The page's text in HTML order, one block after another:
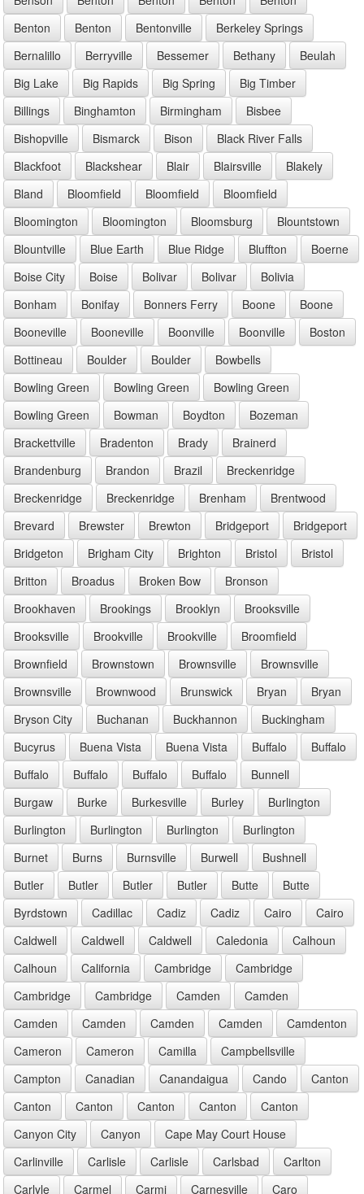
Benton
Benton Bentonville
Berkeley Springs
Bernalillo
Berryville Bessemer Bethany
Beulah
Big Lake
Big Rapids Big Spring
Big Timber
Billings
Binghamton Birmingham
Bisbee
Bishopville
Bismarck Bison
Black River Falls
Blackfoot
Blackshear Blair Blairsville
Blakely
Bland
Bloomfield Bloomfield
Bloomfield
Bloomington
Bloomington Bloomsburg
Blountstown
Blountville
Blue Earth Blue Ridge Bluffton
Boerne
Boise City
Boise Bolivar Bolivar
Bolivia
Bonham
Bonifay Bonners Ferry Boone
Boone
Booneville
Booneville Boonville Boonville
Boston
Bottineau
Boulder Boulder
Bowbells
Bowling Green
Bowling Green
Bowling Green
Bowling Green
Bowman Boydton
Bozeman
Brackettville
Bradenton Brady
Brainerd
Brandenburg
Brandon Brazil
Breckenridge
Breckenridge
Breckenridge Brenham
Brentwood
Brevard
Brewster Brewton Bridgeport
Bridgeport
Bridgeton
Brigham City Brighton Bristol
Bristol
Britton
Broadus Broken Bow
Bronson
Brookhaven
Brookings Brooklyn
Brooksville
Brooksville
Brookville Brookville
Broomfield
Brownfield
Brownstown Brownsville
Brownsville
Brownsville
Brownwood Brunswick Bryan
Bryan
Bryson City
Buchanan Buckhannon
Buckingham
Bucyrus
Buena Vista Buena Vista Buffalo
Buffalo
Buffalo
Buffalo Buffalo Buffalo
Bunnell
Burgaw
Burke Burkesville Burley
Burlington
Burlington
Burlington Burlington
Burlington
Burnet
Burns Burnsville Burwell
Bushnell
Butler
Butler Butler Butler Butte
Butte
Byrdstown
Cadillac Cadiz Cadiz Cairo
Cairo
Caldwell
Caldwell Caldwell Caledonia
Calhoun
Calhoun
California Cambridge
Cambridge
Cambridge
Cambridge Camden
Camden
Camden
Camden Camden Camden
Camdenton
Cameron
Cameron Camilla
Campbellsville
Campton
Canadian Canandaigua Cando
Canton
Canton
Canton Canton Canton
Canton
Canyon City
Canyon
Cape May Court House
Carlinville
Carlisle Carlisle Carlsbad
Carlton
Carlyle
Carmel Carmi Carnesville Caro